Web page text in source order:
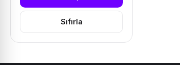
Sıfırla